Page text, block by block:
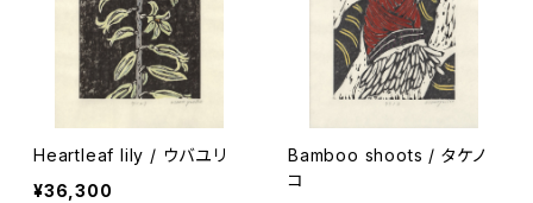
Heartleaf lily / ウバユリ
¥36,300
Bamboo shoots / タケノ
コ